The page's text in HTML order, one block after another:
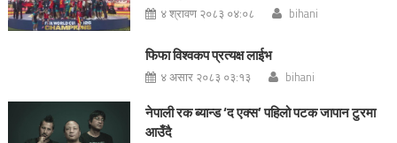
४ श्रावण २०८३ ०४:०८ bihani
फिफा विश्वकप प्रत्यक्ष लाईभ
४ असार २०८३ ०३:१३ bihani
नेपाली रक ब्यान्ड ‘द एक्स’ पहिलो पटक जापान टुरमा
आउँदै